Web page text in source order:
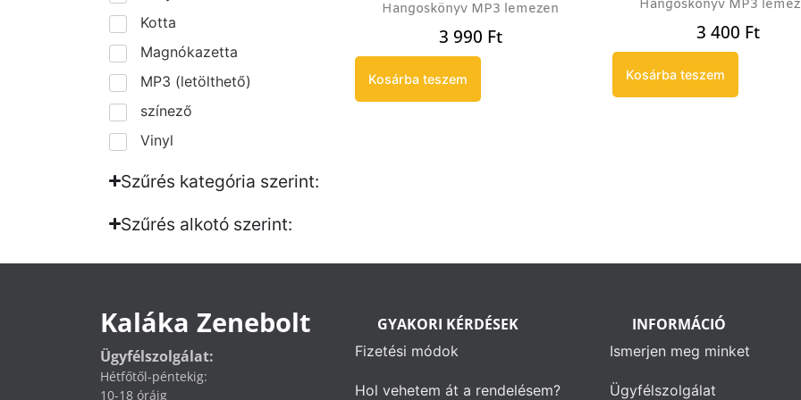
Kotta
Magnókazetta
MP3 (letölthető)
színező
Vinyl
Szűrés kategória szerint:
Szűrés alkotó szerint:​
Hangoskönyv MP3 lemezen
3 990 Ft
Kosárba teszem
Hangoskönyv MP3
3 400 Ft
Kosárba teszem
Kaláka Zenebolt
Ügyfélszolgálat:
Hétfőtől-péntekig:
10-18 óráig
GYAKORI KÉRDÉSEK
Fizetési módok
Hol vehetem át a rendelésem?
INFORMÁCIÓ
Ismerjen meg minket
Ügyfélszolgálat